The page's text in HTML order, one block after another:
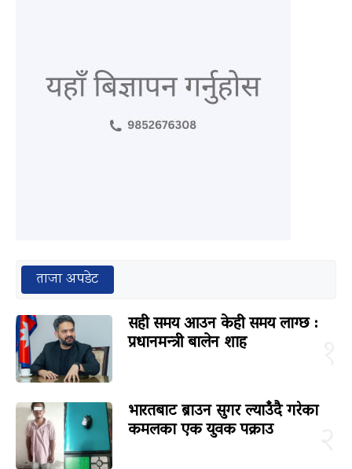
ताजा अपडेट
सही समय आउन केही समय लाग्छ :
प्रधानमन्त्री बालेन शाह
भारतबाट ब्राउन सुगर ल्याउँदै गरेका
कमलका एक युवक पक्राउ